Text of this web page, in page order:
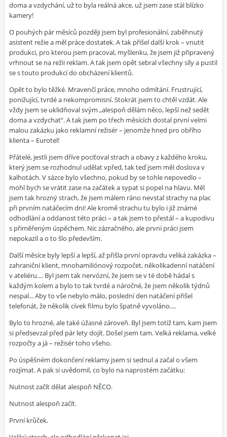
doma a vzdychání, už to byla reálná akce, už jsem zase stál blízko
kamery!
O pouhých pár měsíců později jsem byl profesionální, zaběhnutý
asistent režie a měl práce dostatek. A tak přišel další krok – vnutit
produkci, pro kterou jsem pracoval, myšlenku, že jsem již připravený
vrhnout se na režii reklam. A tak jsem opět sebral všechny síly a pustil
se s touto produkcí do obcházení klientů.
Opět to bylo těžké. Mravenčí práce, mnoho odmítání. Frustrující,
ponižující, tvrdé a nekompromisní. Stokrát jsem to chtěl vzdát. Ale
vždy jsem se uklidňoval svým „alespoň dělám něco, lepší než sedět
doma a vzdychat“. A tak jsem po třech měsících dostal první velmi
malou zakázku jako reklamní režisér – jenomže hned pro obřího
klienta – Eurotel!
Přátelé, jestli jsem dříve pociťoval strach a obavy z každého kroku,
který jsem se rozhodnul udělat vpřed, tak teď jsem měl doslova v
kalhotách. V sázce bylo všechno, pokud by se tohle nepovedlo –
mohl bych se vrátit zase na začátek a sypat si popel na hlavu. Měl
jsem tak hrozný strach, že jsem málem ráno nevstal strachy na plac
při prvním natáčecím dni! Ale kromě strachu tu bylo i již známé
odhodlání a oddanost této práci – a tak jsem to přestál – a kupodivu
s přiměřeným úspěchem. Nic zázračného, ale první práci jsem
nepokazil a o to šlo především.
Další měsíce byly lepší a lepší, až přišla první opravdu veliká zakázka –
zahraniční klient, mnohamiliónový rozpočet, několikadenní natáčení
v ateliéru.... Byl jsem tak nervózní, že jsem se v té době hádal s
každým kolem a bylo to tak tvrdé a náročné, že jsem několik týdnů
nespal... Aby to vše nebylo málo, poslední den natáčení přišel
telefonát, že několik cívek filmu bylo špatně vyvoláno....
Bylo to hrozné, ale také úžasné zároveň. Byl jsem totiž tam, kam jsem
si předsevzal před pár lety dojít. Došel jsem tam. Velká reklama, velké
rozpočty a já – režisér toho všeho.
Po úspěšném dokončení reklamy jsem si sednul a začal o všem
rozjímat. A pak si uvědomil, co bylo na naprostém začátku:
Nutnost začít dělat alespoň NĚCO.
Nutnost alespoň začít.
První krůček.